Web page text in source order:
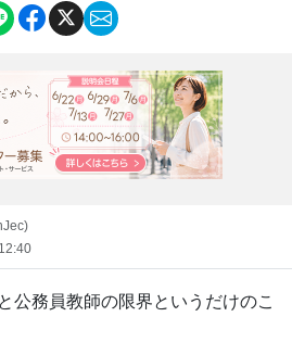
公務員教師の限界というだけのこ